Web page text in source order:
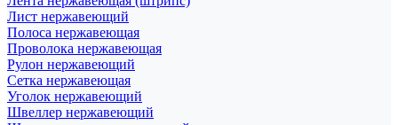
Лист нержавеющий
Полоса нержавеющая
Проволока нержавеющая
Рулон нержавеющий
Сетка нержавеющая
Уголок нержавеющий
Швеллер нержавеющий